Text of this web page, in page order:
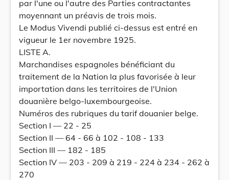
par l'une ou l'autre des Parties contractantes
moyennant un préavis de trois mois.
Le Modus Vivendi publié ci-dessus est entré en
vigueur le 1er novembre 1925.
LISTE A.
Marchandises espagnoles bénéficiant du
traitement de la Nation la plus favorisée à leur
importation dans les territoires de l'Union
douanière belgo-luxembourgeoise.
Numéros des rubriques du tarif douanier belge.
Section I — 22 - 25
Section II — 64 - 66 à 102 - 108 - 133
Section III — 182 - 185
Section IV — 203 - 209 à 219 - 224 à 234 - 262 à
270